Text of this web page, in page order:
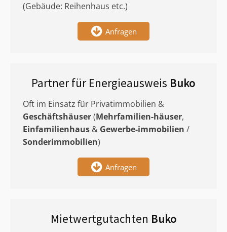
(Gebäude: Reihenhaus etc.)
Anfragen
Partner für Energieausweis Buko
Oft im Einsatz für Privatimmobilien &
Geschäftshäuser(Mehrfamilien-häuser,
Einfamilienhaus & Gewerbe-immobilien /
Sonderimmobilien)
Anfragen
Mietwertgutachten Buko